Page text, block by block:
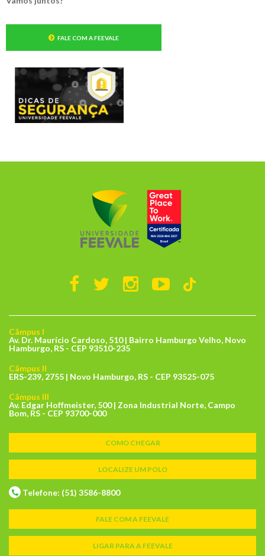
FALE COM A FEEVALE
Câmpus I
Av. Dr. Maurício Cardoso, 510 | Bairro Hamburgo Velho, Novo
Hamburgo, RS - CEP 93510-235
Câmpus II
ERS-239, 2755 | Novo Hamburgo, RS - CEP 93525-075
Câmpus III
Av. Edgar Hoffmeister, 500 | Zona Industrial Norte, Campo
Bom, RS - CEP 93700-000
COMO CHEGAR
LOCALIZE UM POLO
Telefone: (51) 3586-8800
FALE COM A FEEVALE
LIGAR PARA A FEEVALE